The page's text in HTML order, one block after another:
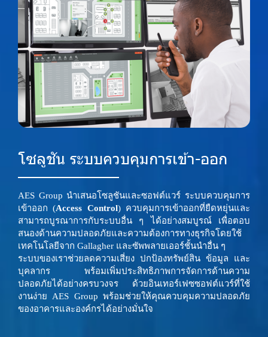
โซลูชัน ระบบควบคุมการเข้า-ออก
AES Group นำเสนอโซลูชันและซอฟต์แวร์ ระบบควบคุมการ
เข้าออก (Access Control) ควบคุมการเข้าออกที่ยืดหยุ่นและ
สามารถบูรณาการกับระบบอื่น ๆ ได้อย่างสมบูรณ์ เพื่อตอบ
สนองด้านความปลอดภัยและความต้องการทางธุรกิจโดยใช้
เทคโนโลยีจาก Gallagher และซัพพลายเออร์ชั้นนำอื่น ๆ
ระบบของเราช่วยลดความเสี่ยง ปกป้องทรัพย์สิน ข้อมูล และ
บุคลากร พร้อมเพิ่มประสิทธิภาพการจัดการด้านความ
ปลอดภัยได้อย่างครบวงจร ด้วยอินเทอร์เฟซซอฟต์แวร์ที่ใช้
งานง่าย AES Group พร้อมช่วยให้คุณควบคุมความปลอดภัย
ของอาคารและองค์กรได้อย่างมั่นใจ